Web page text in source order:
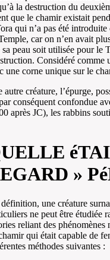
la destruction du
que le chamir existait
qui n’a pas été
car on n’en avait
sa peau soit utilisée pour le
Considéré comme
une corne unique sur le
autre créature, l’épurge,
conséquent confondue
après JC), les rabbins
»
une créature
ne peut être étudiée
reliant des
qui était capable de
méthodes suivantes :